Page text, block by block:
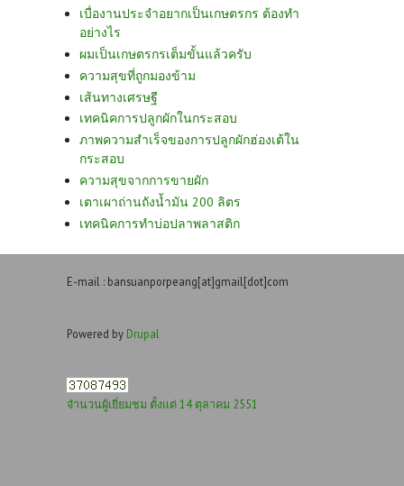
เบื่องานประจำอยากเป็นเกษตรกร ต้องทำ
อย่างไร
ผมเป็นเกษตรกรเต็มขั้นแล้วครับ
ความสุขที่ถูกมองข้าม
เส้นทางเศรษฐี
เทคนิคการปลูกผักในกระสอบ
ภาพความสำเร็จของการปลูกผักฮ่องเต้ใน
กระสอบ
ความสุขจากการขายผัก
เตาเผาถ่านถังน้ำมัน 200 ลิตร
เทคนิคการทำบ่อปลาพลาสติก
E-mail : bansuanporpeang[at]gmail[dot]com
Powered by Drupal
จำนวนผู้เยี่ยมชม ตั้งแต่ 14 ตุลาคม 2551